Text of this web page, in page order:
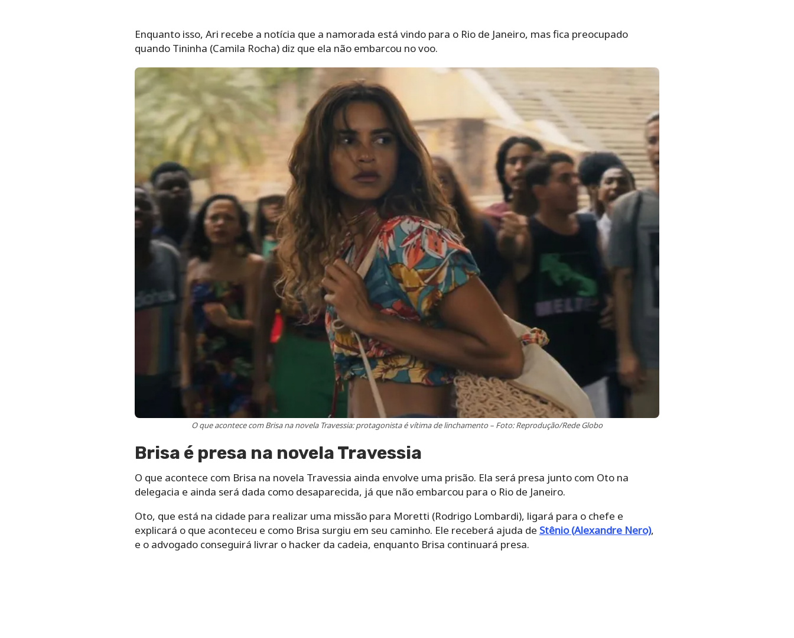
Enquanto isso, Ari recebe a notícia que a namorada está vindo para o Rio de Janeiro, mas fica preocupado
quando Tininha (Camila Rocha) diz que ela não embarcou no voo.
O que acontece com Brisa na novela Travessia: protagonista é vítima de linchamento – Foto: Reprodução/Rede Globo
Brisa é presa na novela Travessia
O que acontece com Brisa na novela Travessia ainda envolve uma prisão. Ela será presa junto com Oto na
delegacia e ainda será dada como desaparecida, já que não embarcou para o Rio de Janeiro.
Oto, que está na cidade para realizar uma missão para Moretti (Rodrigo Lombardi), ligará para o chefe e
explicará o que aconteceu e como Brisa surgiu em seu caminho. Ele receberá ajuda de Stênio (Alexandre Nero),
e o advogado conseguirá livrar o hacker da cadeia, enquanto Brisa continuará presa.